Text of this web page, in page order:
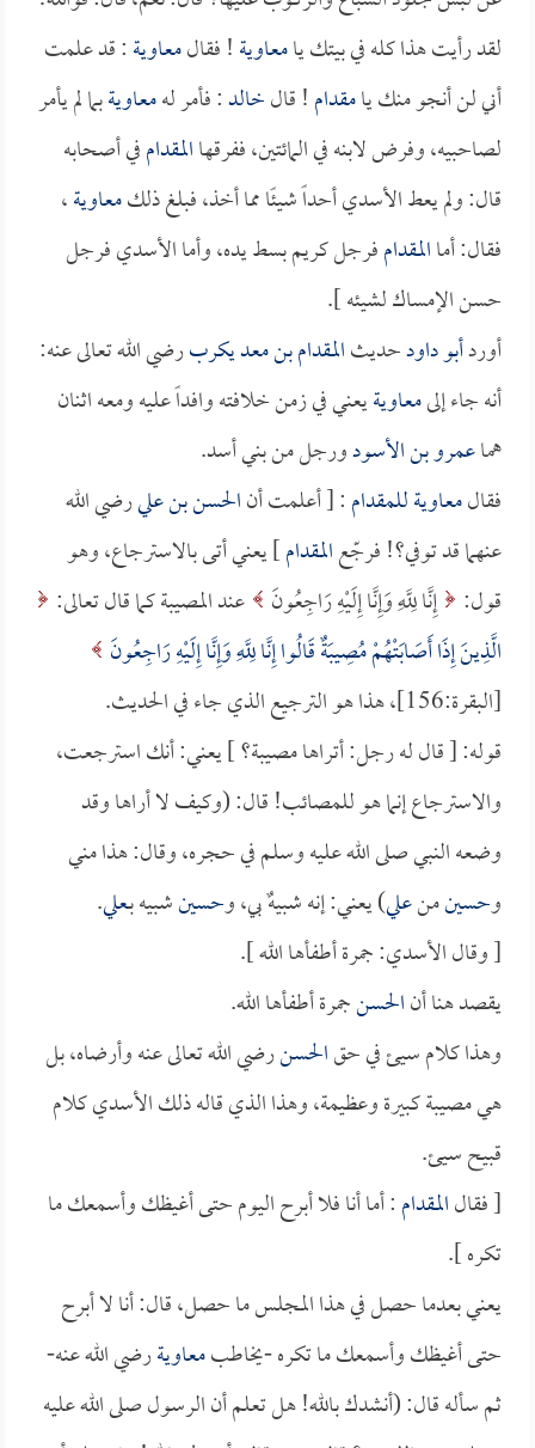
لقد رأيت هذا كله في بيتك يامعاوية! فقالمعاوية: قد علمت
أني لن أنجو منك يامقدام! قالخالد: فأمر لهمعاويةبما لم يأمر
لصاحبيه، وفرض لابنه في المائتين، ففرقهاالمقدامفي أصحابه
قال: ولم يعط الأسدي أحداً شيئًا مما أخذ، فبلغ ذلكمعاوية،
فقال: أماالمقدامفرجل كريم بسط يده، وأما الأسدي فرجل
حسن الإمساك لشيئه ].
أوردأبو داودحديثالمقدام بن معد يكربرضي الله تعالى عنه:
أنه جاء إلىمعاويةيعني في زمن خلافته وافداً عليه ومعه اثنان
هماعمرو بن الأسودورجل من بني أسد.
فقالمعاويةللمقدام: [ أعلمت أنالحسن بن عليرضي الله
عنهما قد توفي؟! فرجّعالمقدام] يعني أتى بالاسترجاع، وهو
قول: إِنَّا لِلَّهِ وَإِنَّا إِلَيْهِ رَاجِعُونَ عند المصيبة كما قال تعالى:
الَّذِينَ إِذَا أَصَابَتْهُمْ مُصِيبَةٌ قَالُوا إِنَّا لِلَّهِ وَإِنَّا إِلَيْهِ رَاجِعُونَ
[البقرة:156]، هذا هو الترجيع الذي جاء في الحديث.
قوله: [ قال له رجل: أتراها مصيبة؟ ] يعني: أنك استرجعت،
والاسترجاع إنما هو للمصائب! قال: (وكيف لا أراها وقد
وضعه النبي صلى الله عليه وسلم في حجره، وقال: هذا مني
وحسينمنعلي) يعني: إنه شبيهٌ بي، وحسينشبيه بـعلي.
[ وقال الأسدي: جمرة أطفأها الله ].
يقصد هنا أنالحسنجمرة أطفأها الله.
وهذا كلام سيئ في حقالحسنرضي الله تعالى عنه وأرضاه، بل
هي مصيبة كبيرة وعظيمة، وهذا الذي قاله ذلك الأسدي كلام
قبيح سيئ.
[ فقالالمقدام: أما أنا فلا أبرح اليوم حتى أغيظك وأسمعك ما
تكره ].
يعني بعدما حصل في هذا المجلس ما حصل، قال: أنا لا أبرح
حتى أغيظك وأسمعك ما تكره -يخاطبمعاويةرضي الله عنه-
ثم سأله قال: (أنشدك بالله! هل تعلم أن الرسول صلى الله عليه